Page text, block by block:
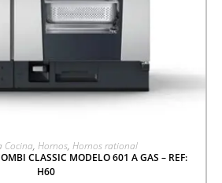
A COTIZACIÓN
Cocina, Hornos, Hornos rational
CLASSIC MODELO 601 A GAS – REF:
H60